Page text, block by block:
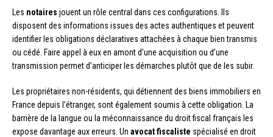
Les notaires jouent un rôle central dans ces configurations. Ils
disposent des informations issues des actes authentiques et peuvent
identifier les obligations déclaratives attachées à chaque bien transmis
ou cédé. Faire appel à eux en amont d’une acquisition ou d’une
transmission permet d’anticiper les démarches plutôt que de les subir.
Les propriétaires non-résidents, qui détiennent des biens immobiliers en
France depuis l’étranger, sont également soumis à cette obligation. La
barrière de la langue ou la méconnaissance du droit fiscal français les
expose davantage aux erreurs. Un avocat fiscaliste spécialisé en droit